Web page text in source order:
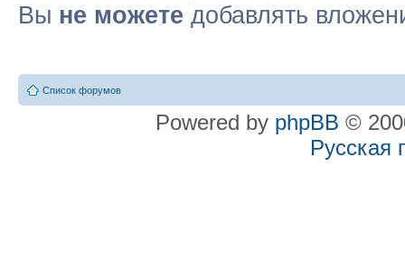
Вы не можете добавлять
Список форумов
Powered by phpBB ©
Русская